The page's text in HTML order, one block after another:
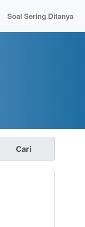
Soal Sering Ditanya
Cari